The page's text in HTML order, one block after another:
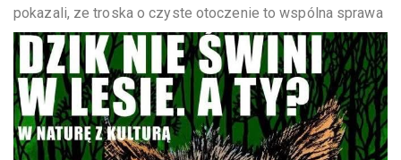
pokazali, ze troska o czyste otoczenie to wspólna sprawa